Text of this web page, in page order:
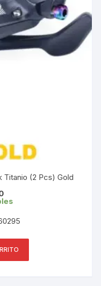
Titanio (2 Pcs) Gold